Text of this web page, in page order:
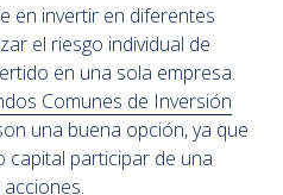
en invertir en diferentes
el riesgo individual de
en una sola empresa.
Comunes de Inversión
una buena opción, ya que
capital participar de una
acciones.